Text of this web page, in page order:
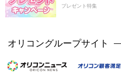
プレゼント特集
オリコングループサイト